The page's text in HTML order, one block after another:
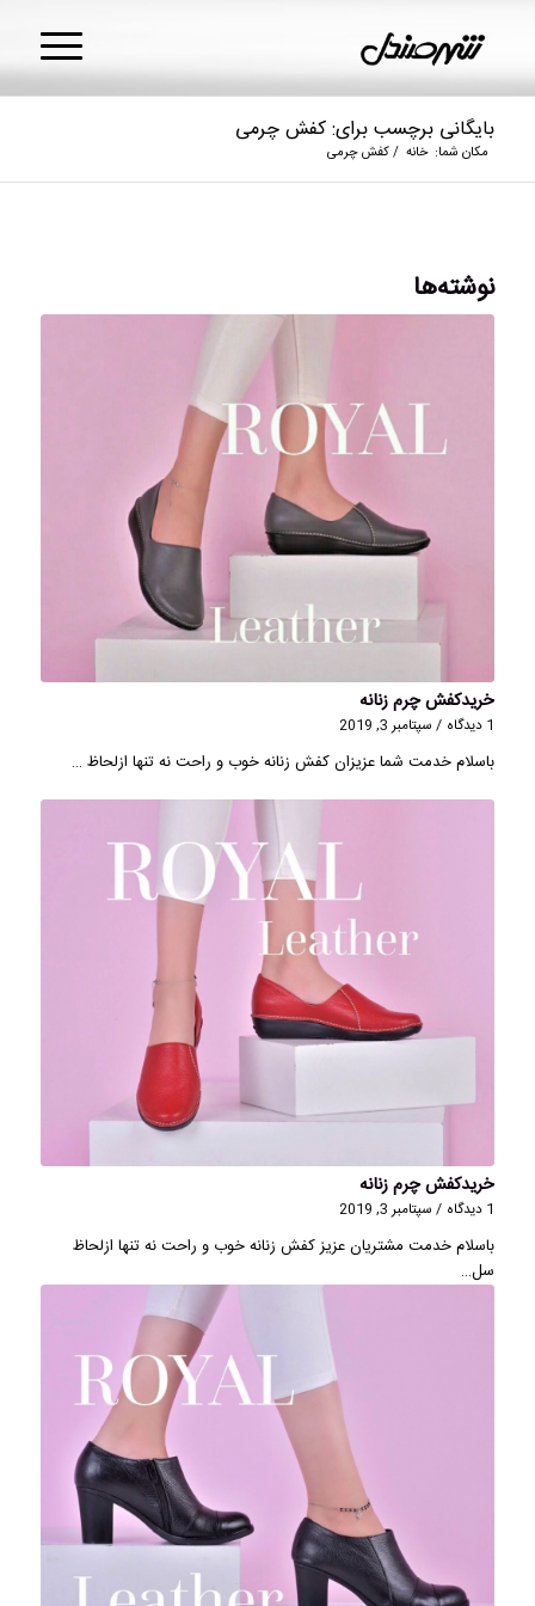
بایگانی برچسب برای: کفش چرمی
مکان شما: خانه /کفش چرمی
نوشته‌ها
خریدکفش چرم زنانه
1 دیدگاه / سپتامبر 3, 2019
باسلام خدمت شما عزیزان کفش زنانه خوب و راحت نه تنها ازلحاظ …
خریدکفش چرم زنانه
1 دیدگاه / سپتامبر 3, 2019
باسلام خدمت مشتریان عزیز کفش زنانه خوب و راحت نه تنها ازلحاظ
سل…